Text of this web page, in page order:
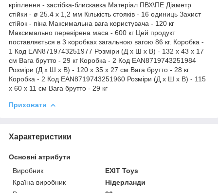
кріплення - застібка-блискавка Матеріал ПВХ\ПЕ Діаметр
стійки - ø 25.4 x 1,2 мм Кількість стояків - 16 одиниць Захист
стійок - піна Максимальна вага користувача - 120 кг
Максимально перевірена маса - 600 кг Цей продукт
поставляється в 3 коробках загальною вагою 86 кг. Коробка -
1 Код EAN8719743251977 Розміри (Д х Ш х В) - 132 х 43 х 17
см Вага брутто - 29 кг Коробка - 2 Код EAN8719743251984
Розміри (Д х Ш х В) - 120 х 35 х 27 см Вага брутто - 28 кг
Коробка - 2 Код EAN8719743251960 Розміри (Д х Ш х В) - 115
х 60 х 11 см Вага брутто - 29 кг
Приховати
Характеристики
Основні атрибути
Виробник
EXIT Toys
Країна виробник
Нідерланди